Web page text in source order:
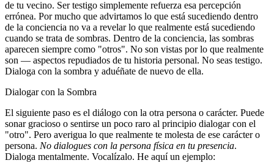
de tu vecino. Ser testigo simplemente refuerza esa percepción
errónea. Por mucho que advirtamos lo que está sucediendo dentro
de la conciencia no va a revelar lo que realmente está sucediendo
cuando se trata de sombras. Dentro de la conciencia, las sombras
aparecen siempre como "otros". No son vistas por lo que realmente
son ― aspectos repudiados de tu historia personal. No seas testigo.
Dialoga con la sombra y aduéñate de nuevo de ella.
Dialogar con la Sombra
El siguiente paso es el diálogo con la otra persona o carácter. Puede
sonar gracioso o sentirse un poco raro al principio dialogar con el
"otro". Pero averigua lo que realmente te molesta de ese carácter o
persona. No dialogues con la persona física en tu presencia.
Dialoga mentalmente. Vocalízalo. He aquí un ejemplo: